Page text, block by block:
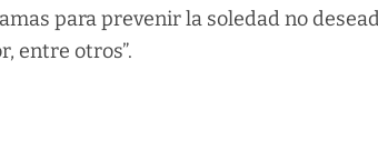
para prevenir la soledad no
entre otros”.